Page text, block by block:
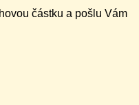
částku a pošlu Vám